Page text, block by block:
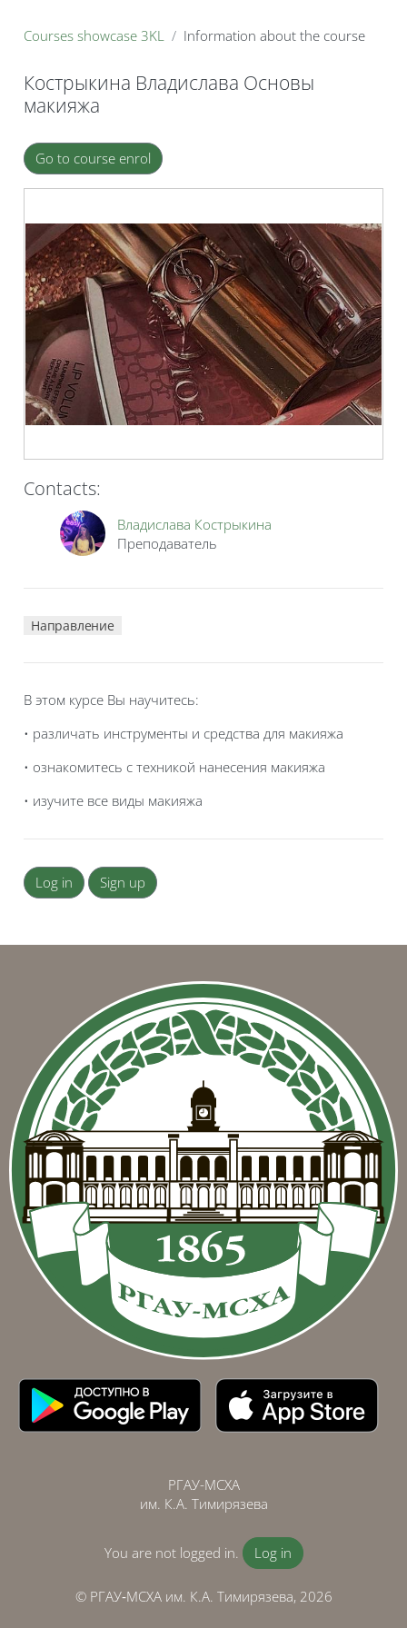
Courses showcase 3KL Information about the course
Кострыкина Владислава Основы
макияжа
Blocks
Go to course enrol
Contacts:
Владислава Кострыкина
Преподаватель
Направление
В этом курсе Вы научитесь:
• различать инструменты и средства для макияжа
• ознакомитесь с техникой нанесения макияжа
• изучите все виды макияжа
Log in Sign up
РГАУ-МСХА
им. К.А. Тимирязева
You are not logged in. Log in
© РГАУ‑МСХА им. К.А. Тимирязева, 2026